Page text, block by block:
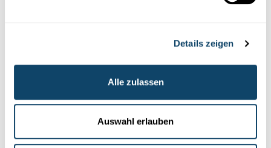
Details zeigen
Alle zulassen
Auswahl erlauben